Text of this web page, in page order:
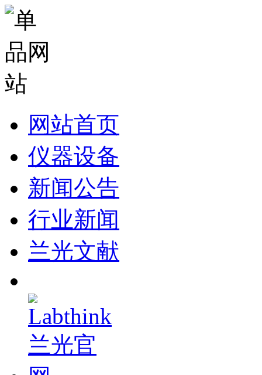
网站首页
仪器设备
新闻公告
行业新闻
兰光文献